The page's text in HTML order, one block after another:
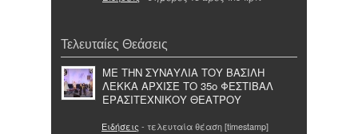
Τελευταίες Θεάσεις
ΜΕ ΤΗΝ ΣΥΝΑΥΛΙΑ ΤΟΥ ΒΑΣΙΛΗ
ΛΕΚΚΑ ΑΡΧΙΣΕ ΤΟ 35ο ΦΕΣΤΙΒΑΛ
ΕΡΑΣΙΤΕΧΝΙΚΟΥ ΘΕΑΤΡΟΥ
Ειδήσεις - τελευταία θέαση [timestamp]